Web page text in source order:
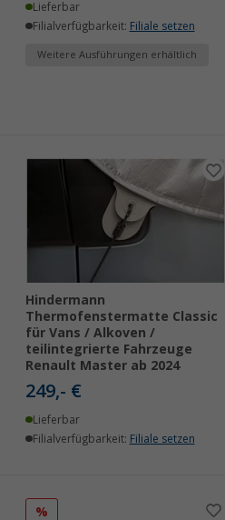
Lieferbar
Filialverfügbarkeit: Filiale setzen
Weitere Ausführungen erhältlich
Hindermann
Thermofenstermatte Classic
für Vans / Alkoven /
teilintegrierte Fahrzeuge
Renault Master ab 2024
249,- €
Lieferbar
Filialverfügbarkeit: Filiale setzen
%